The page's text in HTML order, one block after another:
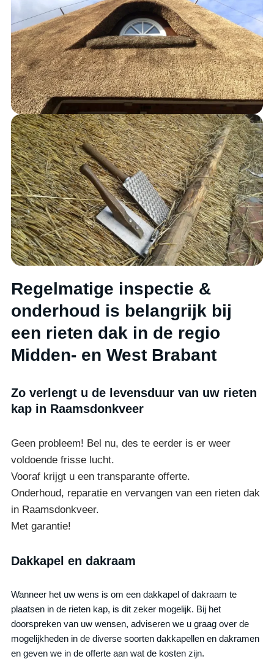
Regelmatige inspectie &
onderhoud is belangrijk bij
een rieten dak in de regio
Midden- en West Brabant
Zo verlengt u de levensduur van uw rieten
kap in Raamsdonkveer
Geen probleem! Bel nu, des te eerder is er weer
voldoende frisse lucht.
Vooraf krijgt u een transparante offerte.
Onderhoud, reparatie en vervangen van een rieten dak
in Raamsdonkveer.
Met garantie!
Dakkapel en dakraam
Wanneer het uw wens is om een dakkapel of dakraam te
plaatsen in de rieten kap, is dit zeker mogelijk. Bij het
doorspreken van uw wensen, adviseren we u graag over de
mogelijkheden in de diverse soorten dakkapellen en dakramen
en geven we in de offerte aan wat de kosten zijn.